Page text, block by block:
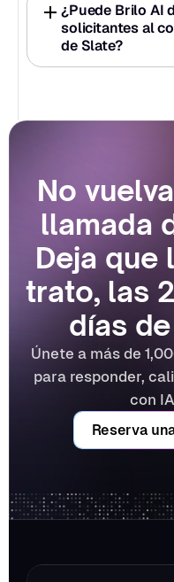
¿Puede Brilo AI
solicitantes al
de Slate?
No
llamada
Deja que
trato, las
días
Únete a más de
para responder,
con
Reserva